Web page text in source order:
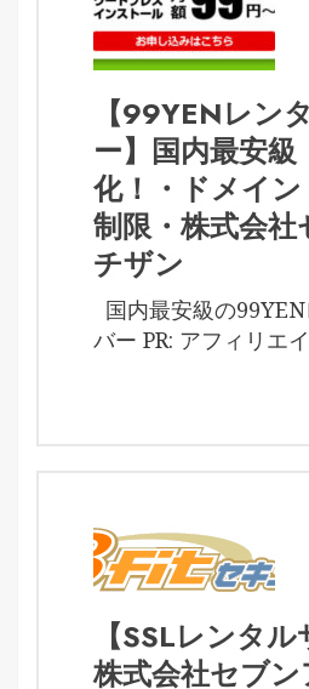
【99YENレン
ー】国内最安
化！・ドメイ
制限・株式会
チザン
国内最安級の
バー PR: アフィリエ
【SSLレンタル
株式会社セブ